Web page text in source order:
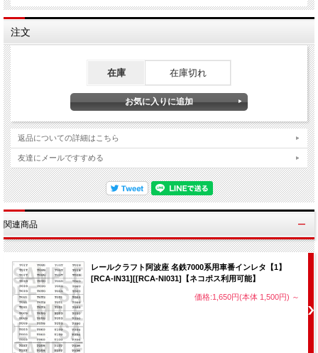
注文
在庫 在庫切れ
返品についての詳細はこちら
友達にメールですすめる
関連商品
レールクラフト阿波座 名鉄7000系用車番インレタ【1】
[RCA-IN31][[RCA-NI031]【ネコポス利用可能】
価格:1,650円(本体 1,500円) ～